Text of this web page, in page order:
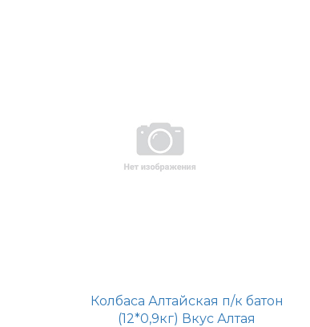
Колбаса Алтайская п/к батон
(12*0,9кг) Вкус Алтая